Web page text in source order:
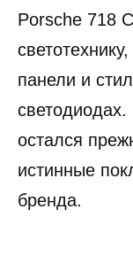
Porsche 718
панели и
остался
истинные
бренда.